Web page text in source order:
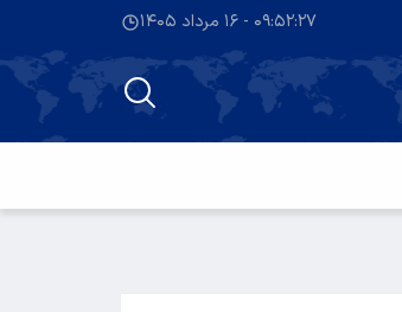
۰۹:۵۲:۲۷ - ۱۶ مرداد ۱۴۰۵